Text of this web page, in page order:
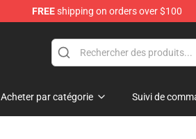
FREEshipping on orders over $100
Acheter par catégorie Suivi de